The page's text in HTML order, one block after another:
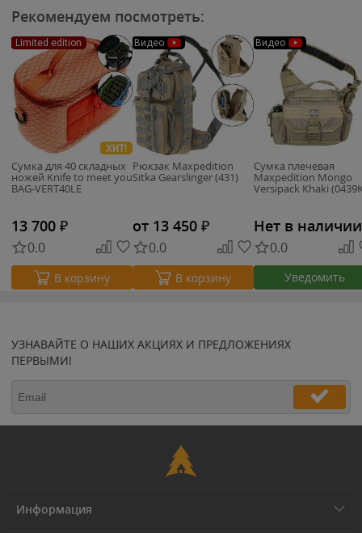
Рекомендуем посмотреть:
Limited edition
ХИТ!
Сумка для 40 складных
ножей Knife to meet you
BAG-VERT40LE
13 700 ₽
0.0
В корзину
Видео
Рюкзак Maxpedition
Sitka Gearslinger (431)
от 13 450 ₽
0.0
В корзину
Видео
Сумка плечевая
Maxpedition Mongo
Versipack Khaki
Нет в наличии
0.0
Уведомить
УЗНАВАЙТЕ О НАШИХ АКЦИЯХ И ПРЕДЛОЖЕНИЯХ
ПЕРВЫМИ!
Информация